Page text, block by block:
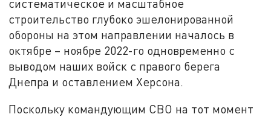
систематическое и масштабное
строительство глубоко эшелонированной
обороны на этом направлении началось в
октябре – ноябре 2022-го одновременно с
выводом наших войск с правого берега
Днепра и оставлением Херсона.
Поскольку командующим СВО на тот момент